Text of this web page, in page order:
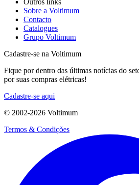
Outros links
Sobre a Voltimum
Contacto
Catalogues
Grupo Voltimum
Cadastre-se na Voltimum
Fique por dentro das últimas notícias do
por suas compras elétricas!
Cadastre-se aqui
© 2002-2026 Voltimum
Termos & Condições